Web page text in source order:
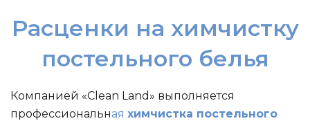
Расценки на химчистку
постельного белья
Компанией «Clean Land» выполняется
профессиональная химчистка постельного